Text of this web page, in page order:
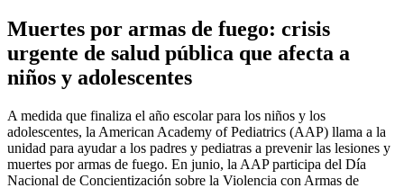
Muertes por armas de fuego: crisis
urgente de salud pública que afecta a
niños y adolescentes
A medida que finaliza el año escolar para los niños y los
adolescentes, la American Academy of Pediatrics (AAP) llama a la
unidad para ayudar a los padres y pediatras a prevenir las lesiones y
muertes por armas de fuego. En junio, la AAP participa del Día
Nacional de Concientización sobre la Violencia con Armas de